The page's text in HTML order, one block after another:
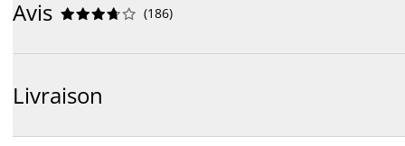
Avis 




 (186)
Livraison